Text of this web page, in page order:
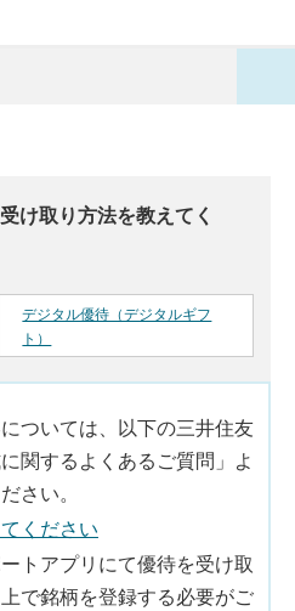
け取り方法を教えてく
デジタル優待（デジタルギフ
ト）
ついては、以下の三井住友
関するよくあるご質問」よ
さい。
ください
トアプリにて優待を受け取
で銘柄を登録する必要がご